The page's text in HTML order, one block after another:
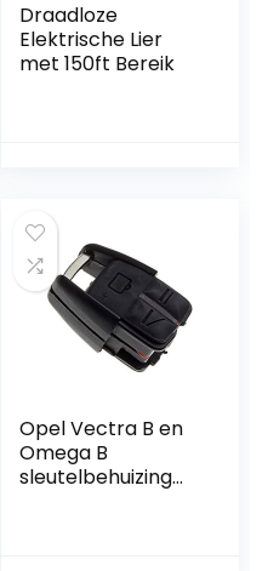
Draadloze
Elektrische Lier
met 150ft Bereik
Opel Vectra B en
Omega B
sleutelbehuizing